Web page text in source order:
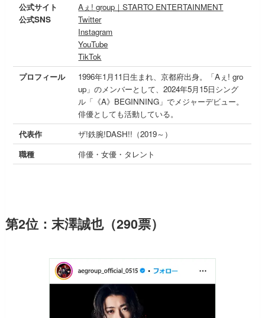
公式サイト
公式SNS
Aぇ! group｜STARTO ENTERTAINMENT
Twitter
Instagram
YouTube
TikTok
プロフィール
1996年1月11日生まれ、京都府出身。「Aぇ! gro
up」のメンバーとして、2024年5月15日シング
ル「《A》BEGINNING」でメジャーデビュー。
俳優としても活動している。
代表作
ザ!鉄腕!DASH!!（2019～）
職種
俳優・女優・タレント
第2位：末澤誠也（290票）